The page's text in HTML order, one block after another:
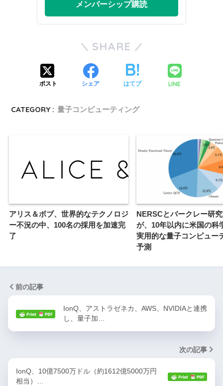
メンバーシップ購読
SHARE
ポスト シェア はてブ LINE
CATEGORY : 量子コンピューティング
アリス＆ボブ、世界的なテクノロジ
ー不況の中、100名の採用を加速完
了
NERSCとバークレー研
が、10年以内に米国の科
実用的な量子コンピュー
予測
前の記事
IonQ、アストラゼネカ、AWS、NVIDIAと連携
し、量子加…
次の記事
IonQ、10億7500万ドル（約1612億5000万円
相当）…